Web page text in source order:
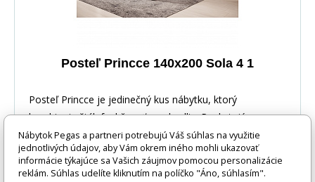
Posteľ Princce 140x200 Sola 4 1
Posteľ Princce je jedinečný kus nábytku, ktorý
kombinuje štýl, funkčnosť a pohodlie. Poskytujúca vyn
Nábytok Pegas a partneri potrebujú Váš súhlas na využitie
jednotlivých údajov, aby Vám okrem iného mohli ukazovať
informácie týkajúce sa Vašich záujmov pomocou personalizácie
reklám. Súhlas udelíte kliknutím na políčko "Áno, súhlasím".